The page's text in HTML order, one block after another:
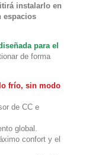
instalarlo en
espacios
para el
de forma
frío, sin modo
de CC e
global.
confort y el